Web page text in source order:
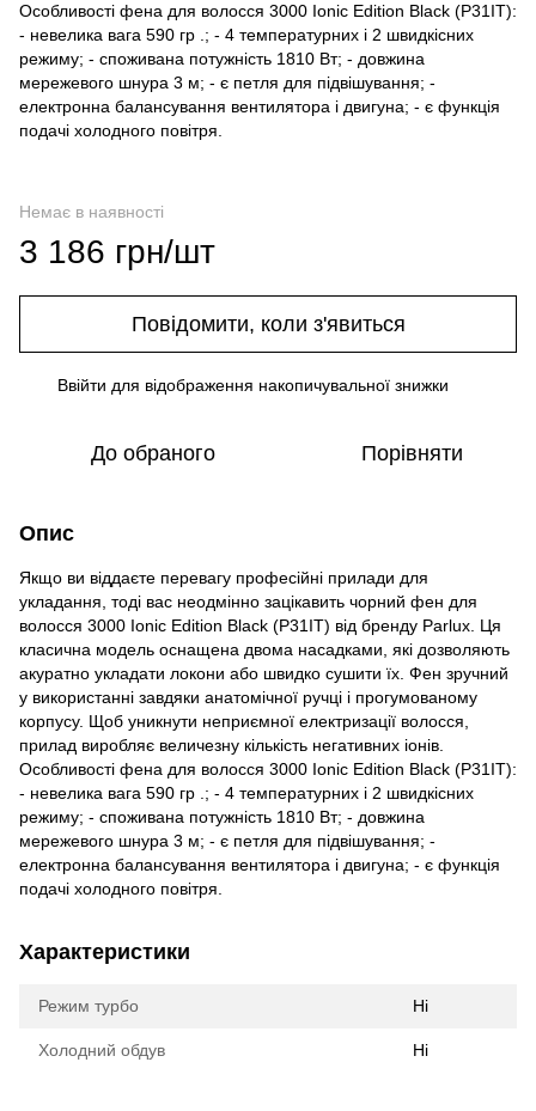
Особливості фена для волосся 3000 Ionic Edition Black (P31IT):
- невелика вага 590 гр .; - 4 температурних і 2 швидкісних
режиму; - споживана потужність 1810 Вт; - довжина
мережевого шнура 3 м; - є петля для підвішування; -
електронна балансування вентилятора і двигуна; - є функція
подачі холодного повітря.
Немає в наявності
3 186 грн/шт
Повідомити, коли з'явиться
Ввійти для відображення накопичувальної знижки
До обраного Порівняти
Опис
Якщо ви віддаєте перевагу професійні прилади для
укладання, тоді вас неодмінно зацікавить чорний фен для
волосся 3000 Ionic Edition Black (P31IT) від бренду Parlux. Ця
класична модель оснащена двома насадками, які дозволяють
акуратно укладати локони або швидко сушити їх. Фен зручний
у використанні завдяки анатомічної ручці і прогумованому
корпусу. Щоб уникнути неприємної електризації волосся,
прилад виробляє величезну кількість негативних іонів.
Особливості фена для волосся 3000 Ionic Edition Black (P31IT):
- невелика вага 590 гр .; - 4 температурних і 2 швидкісних
режиму; - споживана потужність 1810 Вт; - довжина
мережевого шнура 3 м; - є петля для підвішування; -
електронна балансування вентилятора і двигуна; - є функція
подачі холодного повітря.
Характеристики
Режим турбо Ні
Холодний обдув Ні